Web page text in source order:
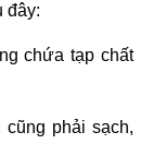
đây:
chứa tạp chất
phải sạch,